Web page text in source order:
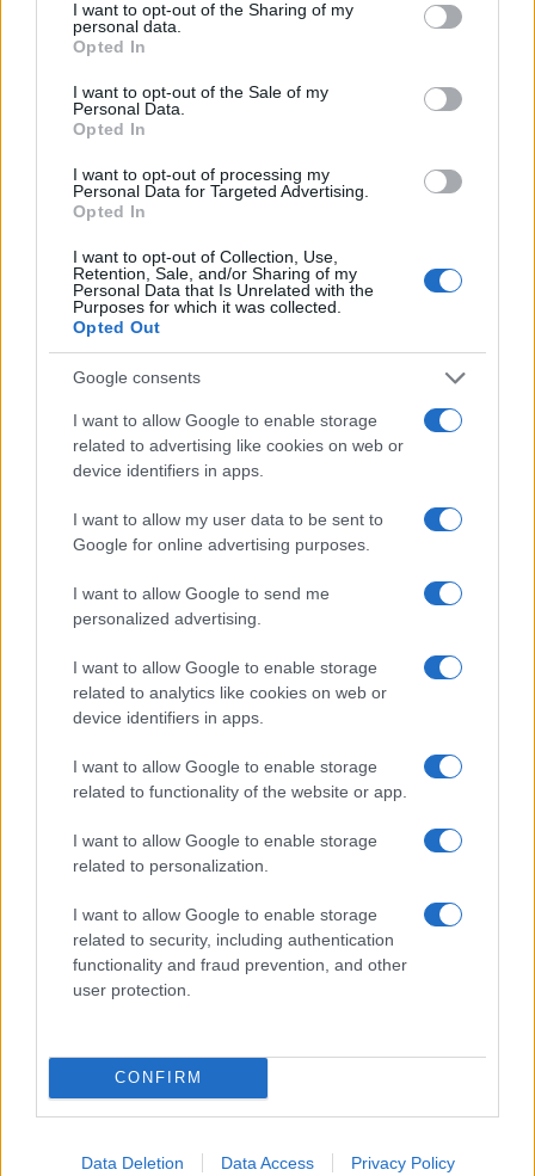
not limited to your visit or usage behaviour. You may click to
grant or deny consent to Google and its third-party tags to
use your data for below specified purposes in below Google
consent section.
I want to opt-out of the Sharing of my
personal data.
Opted In
I want to opt-out of the Sale of my
Personal Data.
Opted In
I want to opt-out of processing my
Personal Data for Targeted Advertising.
Opted In
I want to opt-out of Collection, Use,
Retention, Sale, and/or Sharing of my
Personal Data that Is Unrelated with the
Purposes for which it was collected.
Opted Out
Google consents
I want to allow Google to enable storage
related to advertising like cookies on web or
device identifiers in apps.
I want to allow my user data to be sent to
Google for online advertising purposes.
I want to allow Google to send me
personalized advertising.
I want to allow Google to enable storage
related to analytics like cookies on web or
device identifiers in apps.
I want to allow Google to enable storage
related to functionality of the website or app.
I want to allow Google to enable storage
related to personalization.
I want to allow Google to enable storage
related to security, including authentication
functionality and fraud prevention, and other
user protection.
CONFIRM
Data Deletion Data Access Privacy Policy
TEMI: Atletico Uri Eccellenza
Ossese
Porto Rotondo
i tuoi video e le tue foto
Su WhatsApp al numero +39
345 356 7512